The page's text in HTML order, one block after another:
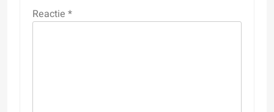
Reactie *